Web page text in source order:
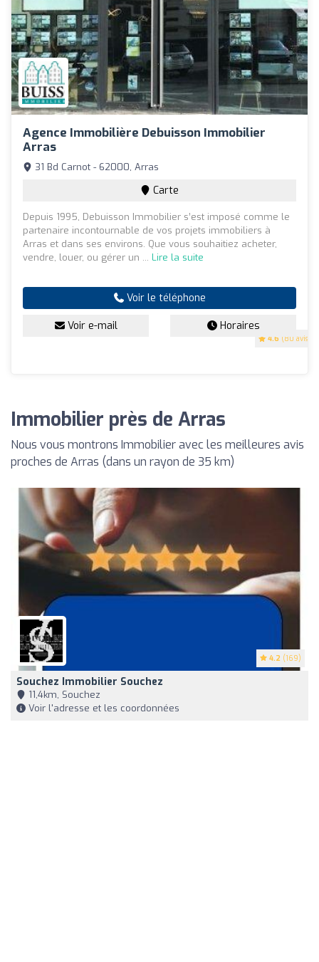
Agence Immobilière Debuisson Immobilier
Arras
4.6 (80 avis)
31 Bd Carnot - 62000, Arras
Carte
Depuis 1995, Debuisson Immobilier s’est imposé comme le
partenaire incontournable de vos projets immobiliers à
Arras et dans ses environs. Que vous souhaitiez acheter,
vendre, louer, ou gérer un ... Lire la suite
Voir le téléphone
Voir e-mail Horaires
Immobilier près de Arras
Nous vous montrons Immobilier avec les meilleures avis
proches de Arras (dans un rayon de 35 km)
4.2 (169)
Souchez Immobilier Souchez
11,4km, Souchez
Voir l'adresse et les coordonnées